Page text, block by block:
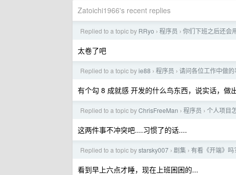
Zatoichi1966's recent replies
Replied to a topic by RRyo › 程序员 › 你们下班之后还会
太卷了吧
Replied to a topic byie88 › 程序员 › 请问各位工作中做的
有个勾 8 成就感 开发的什么鸟东西，说实话，做
Replied to a topic byChrisFreeMan › 程序员 › 个人项目
这两件事不冲突吧....习惯了的话....
Replied to a topic bystarsky007 › 剧集 › 有看《开端》吗
看到早上六点才睡，现在上班困困的...